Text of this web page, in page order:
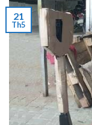
21
Th5